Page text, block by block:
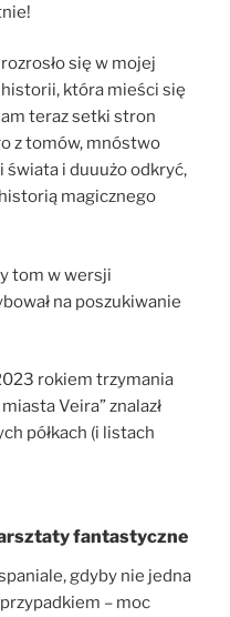
się w mojej
historii, która mieści się
teraz setki stron
z tomów, mnóstwo
i duuużo odkryć,
magicznego
tom w wersji
na poszukiwanie
rokiem trzymania
Veira” znalazł
półkach (i listach
fantastyczne
gdyby nie jedna
– moc